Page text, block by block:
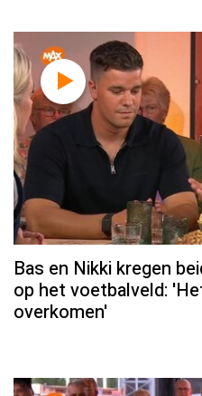
Bas en Nikki kregen
op het voetbalveld:
overkomen'